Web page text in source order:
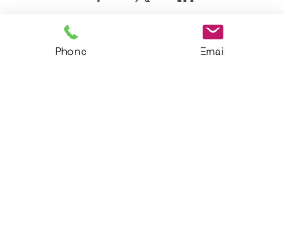
Phone Email